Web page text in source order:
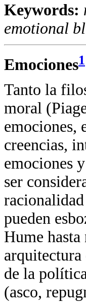
Keywords:
emotional
Emociones1
Tanto la
moral
emociones,
creencias,
emociones
ser
pueden
Hume hasta
de la
(asco,